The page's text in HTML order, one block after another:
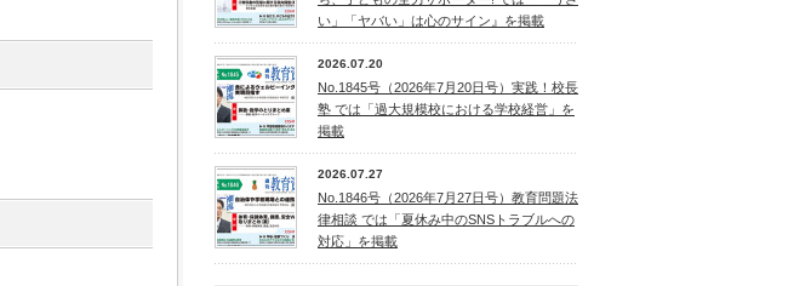
い」「ヤバい」は心のサイン』を掲載
2026.07.20
No.1845号（2026年7月20日号）実践！校長
塾 では「過大規模校における学校経営」を
掲載
2026.07.27
No.1846号（2026年7月27日号）教育問題法
律相談 では「夏休み中のSNSトラブルへの
対応」を掲載